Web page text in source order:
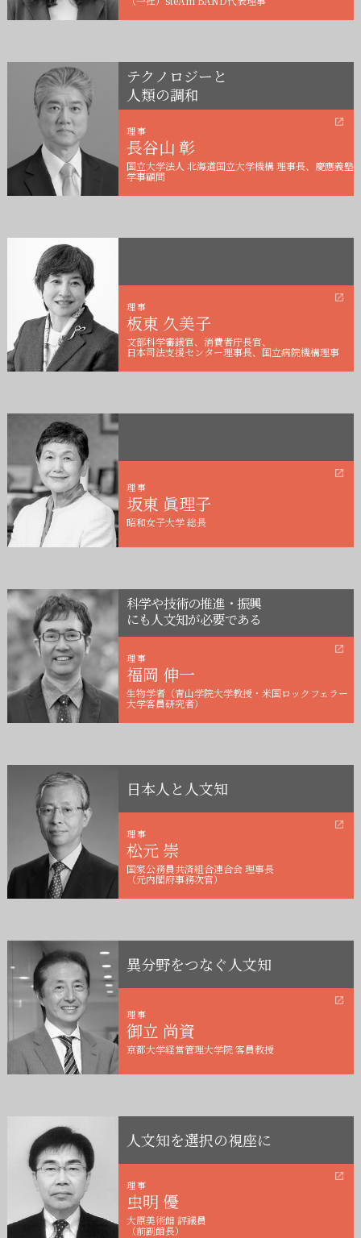
テクノロジーと
人類の調和
理事
長谷山 彰
国立大学法人 北海道国立大学機構 理事長、慶應義塾
学事顧問
理事
板東 久美子
文部科学審議官、消費者庁長官、
日本司法支援センター理事長、国立病院機構理事
理事
坂東 眞理子
昭和女子大学 総長
科学や技術の推進・振興
にも人文知が必要である
理事
福岡 伸一
生物学者（青山学院大学教授・米国ロックフェラー
大学客員研究者）
日本人と人文知
理事
松元 崇
国家公務員共済組合連合会 理事長
（元内閣府事務次官）
異分野をつなぐ人文知
理事
御立 尚資
京都大学経営管理大学院 客員教授
人文知を選択の視座に
理事
虫明 優
大原美術館 評議員
（前副館長）